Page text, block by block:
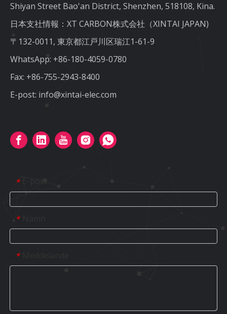
Shiyan Street Bao'an District, Shenzhen, 518108, Kina.
日本支社情報：XT CARBON株式会社（XINTAI JAPAN)
〒132-0011, 東京都江戸川区瑞江1-61-9
WhatsApp: +86-180-4059-0780
Fax: +86-755-2943-8400
E-post: info@xintai-elec.com
*
*
*